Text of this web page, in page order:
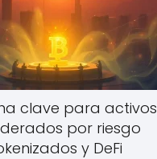
clave para activos
por riesgo
y DeFi